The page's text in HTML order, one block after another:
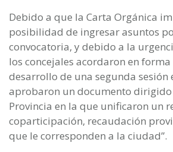
Debido a que la Carta Orgánica
posibilidad de ingresar asuntos
convocatoria, y debido a la
los concejales acordaron en
desarrollo de una segunda sesión
aprobaron un documento dirigido
Provincia en la que unificaron un
coparticipación, recaudación
que le corresponden a la ciudad”.